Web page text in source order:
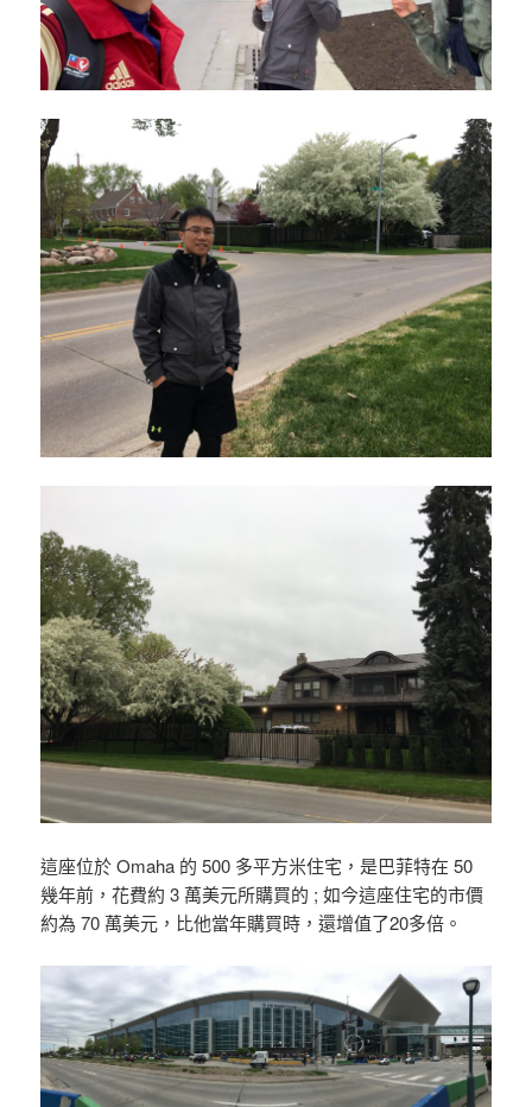
這座位於 Omaha 的 500 多平方米住宅，是巴菲特在 50
幾年前，花費約 3 萬美元所購買的 ; 如今這座住宅的市價
約為 70 萬美元，比他當年購買時，還增值了20多倍。